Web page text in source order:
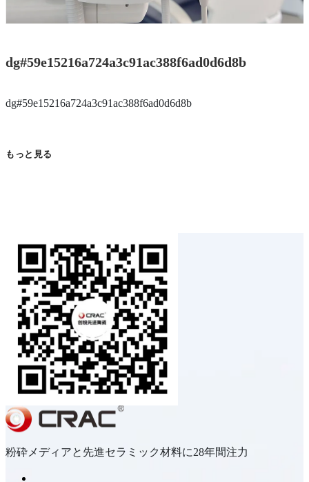
dg#59e15216a724a3c91ac388f6ad0d6d8b
dg#59e15216a724a3c91ac388f6ad0d6d8b
もっと見る
粉砕メディアと先進セラミック材料に28年間注力